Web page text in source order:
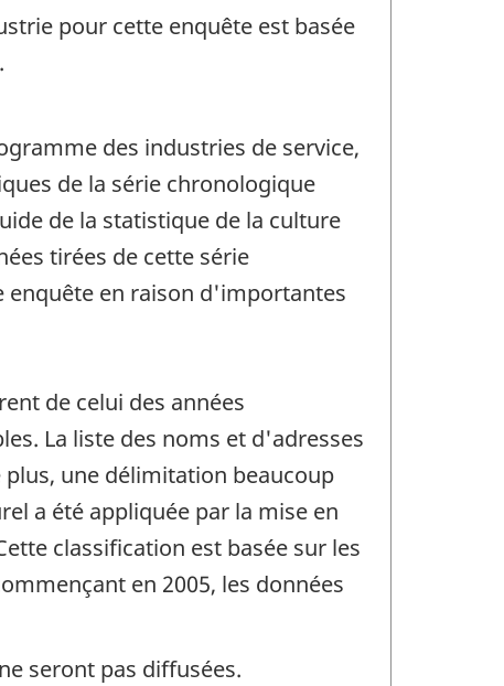
pour cette enquête est basée
des industries de service,
de la série chronologique
de la statistique de la culture
tirées de cette série
enquête en raison d'importantes
de celui des années
La liste des noms et d'adresses
une délimitation beaucoup
a été appliquée par la mise en
classification est basée sur les
en 2005, les données
seront pas diffusées.